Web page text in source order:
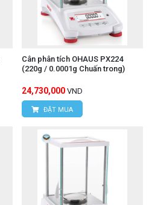
Cân phân tích OHAUS PX224
(220g / 0.0001g Chuấn trong)
24,730,000 VND
ĐẶT MUA